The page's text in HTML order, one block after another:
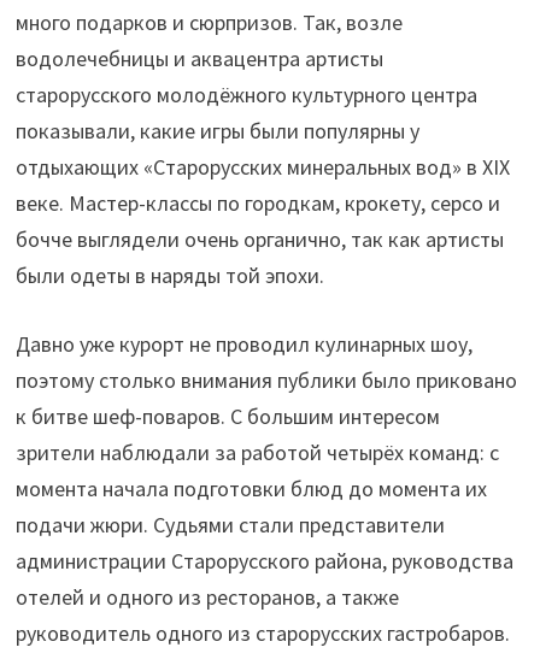
много подарков и сюрпризов. Так, возле
водолечебницы и аквацентра артисты
старорусского молодёжного культурного центра
показывали, какие игры были популярны у
отдыхающих «Старорусских минеральных вод» в XIX
веке. Мастер-классы по городкам, крокету, серсо и
бочче выглядели очень органично, так как артисты
были одеты в наряды той эпохи.
Давно уже курорт не проводил кулинарных шоу,
поэтому столько внимания публики было приковано
к битве шеф-поваров. С большим интересом
зрители наблюдали за работой четырёх команд: с
момента начала подготовки блюд до момента их
подачи жюри. Судьями стали представители
администрации Старорусского района, руководства
отелей и одного из ресторанов, а также
руководитель одного из старорусских гастробаров.